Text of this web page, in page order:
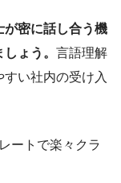
が密に話し合う機
ょう。 言語理解
い社内の受け入
ートで楽々クラ